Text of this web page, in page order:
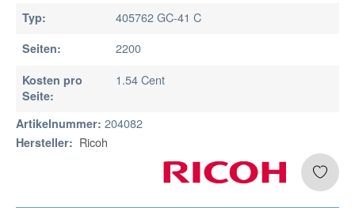
Typ: 405762 GC-41 C
Seiten: 2200
Kosten pro
Seite:
1.54 Cent
Artikelnummer: 204082
Hersteller: Ricoh